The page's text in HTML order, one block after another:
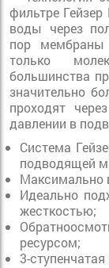
фильтре
воды через
пор мембраны
только
большинства
значительно
проходят
давлении в
Система
подводящей
Максимально
Идеально
жесткостью;
ресурсом;
3-